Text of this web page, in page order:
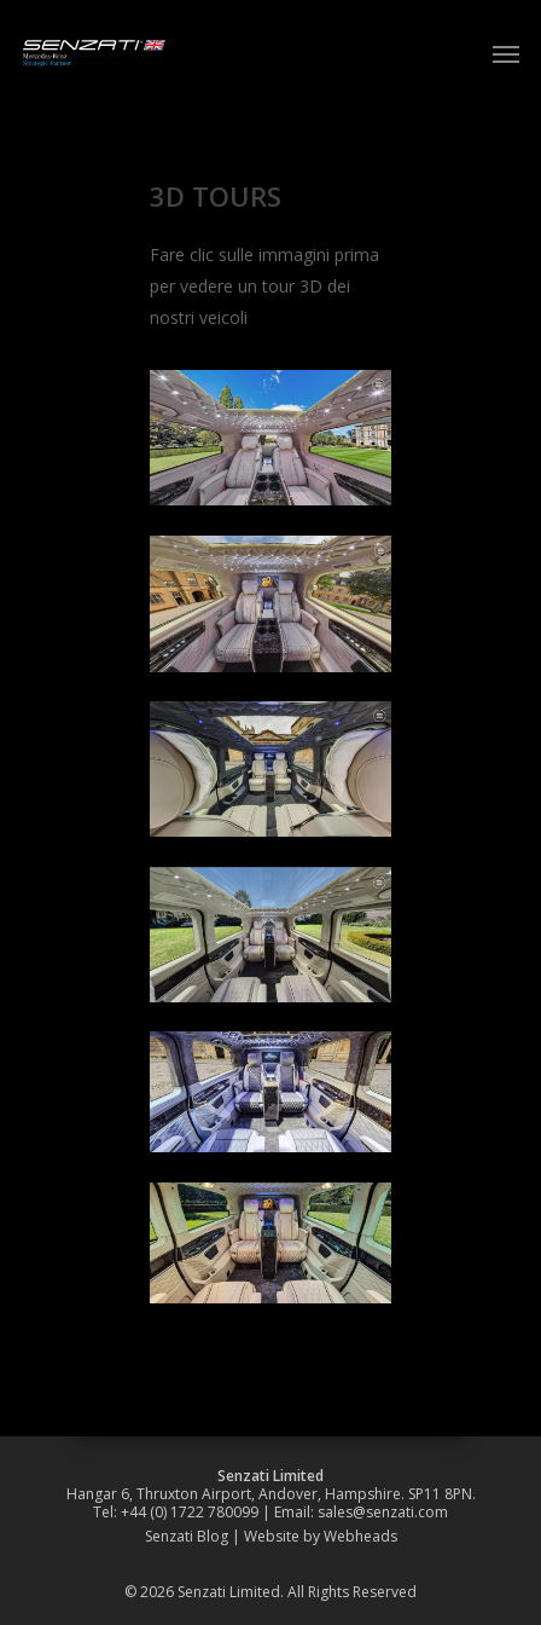
3D TOURS
Fare clic sulle immagini prima
per vedere un tour 3D dei
nostri veicoli
Senzati Limited
Hangar 6, Thruxton Airport, Andover, Hampshire. SP11 8PN.
Tel: +44 (0) 1722 780099 | Email: sales@senzati.com
Senzati Blog| Website by Webheads
© 2026 Senzati Limited. All Rights Reserved